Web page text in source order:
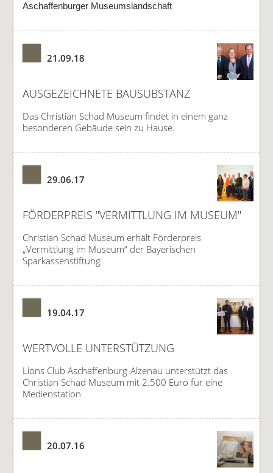
Aschaffenburger Museumslandschaft
21.09.18
AUSGEZEICHNETE BAUSUBSTANZ
Das Christian Schad Museum findet in einem ganz
besonderen Gebäude sein zu Hause.
29.06.17
FÖRDERPREIS "VERMITTLUNG IM MUSEUM"
Christian Schad Museum erhält Förderpreis
„Vermittlung im Museum“ der Bayerischen
Sparkassenstiftung
19.04.17
WERTVOLLE UNTERSTÜTZUNG
Lions Club Aschaffenburg-Alzenau unterstützt das
Christian Schad Museum mit 2.500 Euro für eine
Medienstation
20.07.16